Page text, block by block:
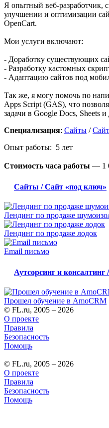
Я опытный веб-разработчик,
улучшении и оптимизации
OpenCart.
Мои услуги включают:
- Доработку существующих
- Разработку кастомных
- Адаптацию сайтов под
Так же, я могу помочь по
Apps Script (GAS), что
задачи в Google Docs, Sheets
Специализация: Сайты /
Опыт работы: 5 лет
Стоимость часа работы — 1
Сайты / Сайт «под ключ»
Лендинг по продаже
Лендинг по продаже лодок
Email письмо
Аутсорсинг и
Прошел обучение в AmoCRM
© FL.ru, 2005 – 2026
О проекте
Правила
Безопасность
Помощь
© FL.ru, 2005 – 2026
О проекте
Правила
Безопасность
Помощь